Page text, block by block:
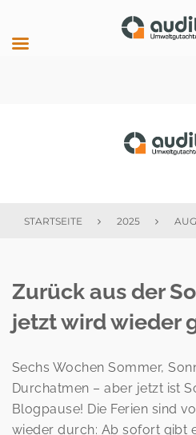
STARTSEITE 2025
Tag:
18.
2025
Zurück aus der
jetzt wird wieder
Sechs Wochen Sommer,
Durchatmen – aber jetzt ist
Blogpause! Die Ferien sind
wieder durch: Ab sofort gibt